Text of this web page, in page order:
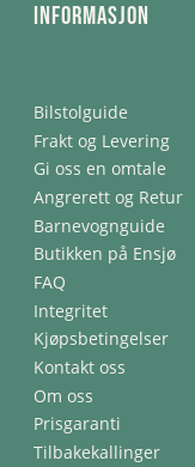
Informasjon
Bilstolguide
Frakt og Levering
Gi oss en omtale
Angrerett og Retur
Barnevognguide
Butikken på Ensjø
FAQ
Integritet
Kjøpsbetingelser
Kontakt oss
Om oss
Prisgaranti
Tilbakekallinger